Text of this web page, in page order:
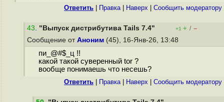
Ответить Правка| Наверх Cообщить модератору
43. "Выпуск дистрибутива Tails 7.4" +1 + / –
Сообщение от Аноним (45), 16-Янв-26, 13:48
пи_@#$_ц !!
какой такой суверенный tor ?
вообще понимаешь что несешь?
Ответить Правка| Наверх Cообщить модератору